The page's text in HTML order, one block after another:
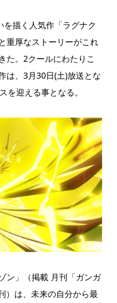
を描く人気作「ラグナク
重厚なストーリーがこれ
た。2クールにわたりこ
は、3月30日(土)放送とな
を迎える事となる。
ン」（掲載 月刊「ガンガ
）は、未来の自分から最